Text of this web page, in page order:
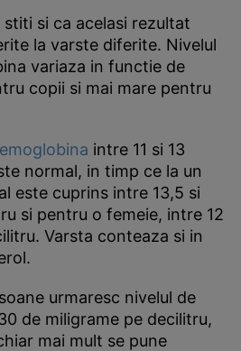
si ca acelasi rezultat
la varste diferite. Nivelul
variaza in functie de
copii si mai mare pentru
intre 11 si 13
normal, in timp ce la un
este cuprins intre 13,5 si
si pentru o femeie, intre 12
Varsta conteaza si in
urmaresc nivelul de
de miligrame pe decilitru,
mai mult se pune